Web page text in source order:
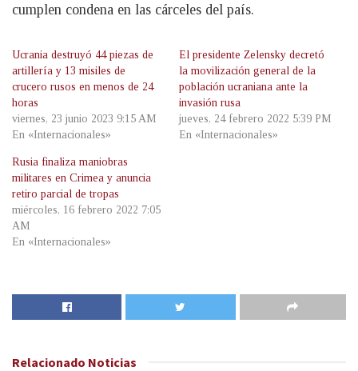
cumplen condena en las cárceles del país.
Ucrania destruyó 44 piezas de
artillería y 13 misiles de
crucero rusos en menos de 24
horas
viernes, 23 junio 2023 9:15 AM
En «Internacionales»
El presidente Zelensky decretó
la movilización general de la
población ucraniana ante la
invasión rusa
jueves, 24 febrero 2022 5:39 PM
En «Internacionales»
Rusia finaliza maniobras
militares en Crimea y anuncia
retiro parcial de tropas
miércoles, 16 febrero 2022 7:05
AM
En «Internacionales»
Relacionado Noticias